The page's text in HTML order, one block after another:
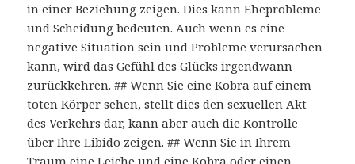
in einer Beziehung zeigen. Dies kann Eheprobleme
und Scheidung bedeuten. Auch wenn es eine
negative Situation sein und Probleme verursachen
kann, wird das Gefühl des Glücks irgendwann
zurückkehren. ## Wenn Sie eine Kobra auf einem
toten Körper sehen, stellt dies den sexuellen Akt
des Verkehrs dar, kann aber auch die Kontrolle
über Ihre Libido zeigen. ## Wenn Sie in Ihrem